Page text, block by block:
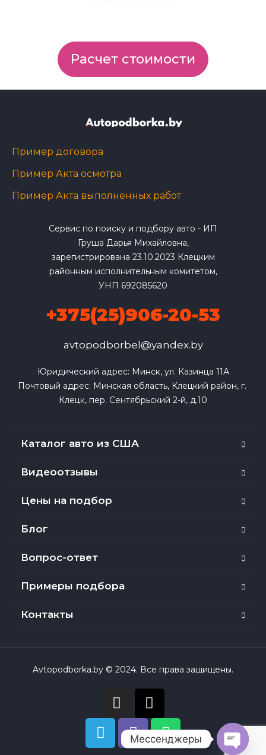
Расчет стоимости
Пример договора
Пример Акта осмотра
Пример Акта выполненных работ
Сервис по поиску и подбору авто - ИП
Груша Дарья Михайловна,
зарегистрирована 23.10.2023 Клецким
районным исполнительным комитетом,
УНП 692085620
+375(25)906-20-53
avtopodborbel@yandex.by
Юридический адрес: Минск, ул. Казинца 11А
Почтовый адрес: Минская область, Клецкий район, г.
Клецк, пер. Сентябрьский 2-й, д.10
Каталог авто из США
Видеоотзывы
Цены на подбор
Блог
Вопрос-ответ
Примеры подбора
Контакты
Avtopodborka.by © 2024. Все права защищены.
Мессенджеры